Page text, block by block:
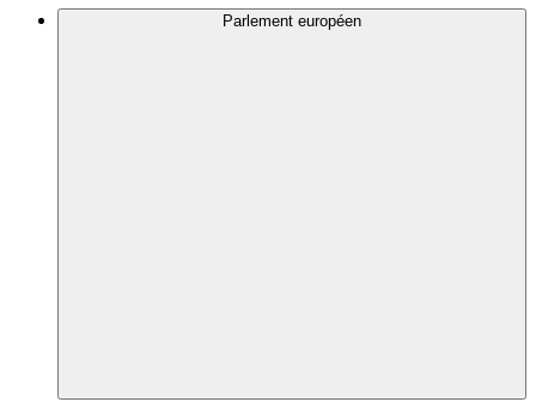
Parlement européen